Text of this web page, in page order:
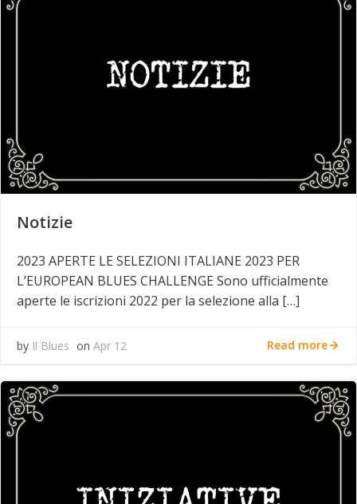
Notizie
2023 APERTE LE SELEZIONI ITALIANE 2023 PER
L’EUROPEAN BLUES CHALLENGE Sono ufficialmente
aperte le iscrizioni 2022 per la selezione alla […]
by Il Blues on Apr 12 Read more